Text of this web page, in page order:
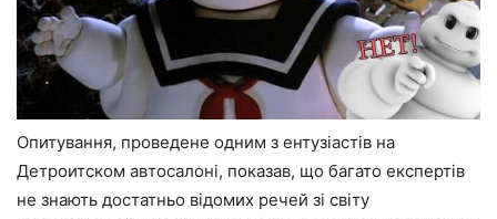
Опитування, проведене одним з ентузіастів на
Детроитском автосалоні, показав, що багато експертів
не знають достатньо відомих речей зі світу